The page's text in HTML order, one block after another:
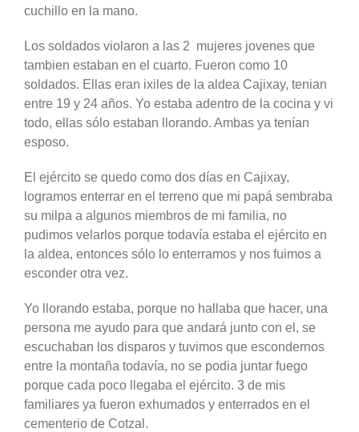
cuchillo en la mano.
Los soldados violaron a las 2 mujeres jovenes que
tambien estaban en el cuarto. Fueron como 10
soldados. Ellas eran ixiles de la aldea Cajixay, tenian
entre 19 y 24 años. Yo estaba adentro de la cocina y vi
todo, ellas sólo estaban llorando. Ambas ya tenían
esposo.
El ejército se quedo como dos días en Cajixay,
logramos enterrar en el terreno que mi papá sembraba
su milpa a algunos miembros de mi familia, no
pudimos velarlos porque todavía estaba el ejército en
la aldea, entonces sólo lo enterramos y nos fuimos a
esconder otra vez.
Yo llorando estaba, porque no hallaba que hacer, una
persona me ayudo para que andará junto con el, se
escuchaban los disparos y tuvimos que escondernos
entre la montaña todavía, no se podia juntar fuego
porque cada poco llegaba el ejército. 3 de mis
familiares ya fueron exhumados y enterrados en el
cementerio de Cotzal.